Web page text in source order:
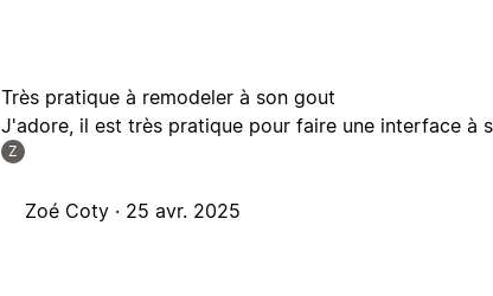
Très pratique à remodeler à son gout
J'adore, il est très pratique pour faire une interface à
Z
Zoé Coty · 25 avr. 2025